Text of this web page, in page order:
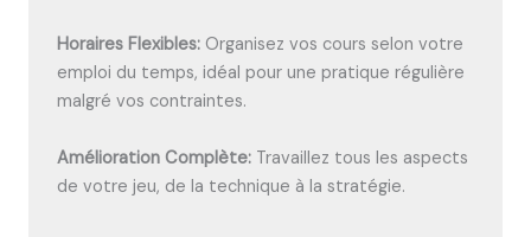
Horaires Flexibles: Organisez vos cours selon votre
emploi du temps, idéal pour une pratique régulière
malgré vos contraintes.
Amélioration Complète: Travaillez tous les aspects
de votre jeu, de la technique à la stratégie.